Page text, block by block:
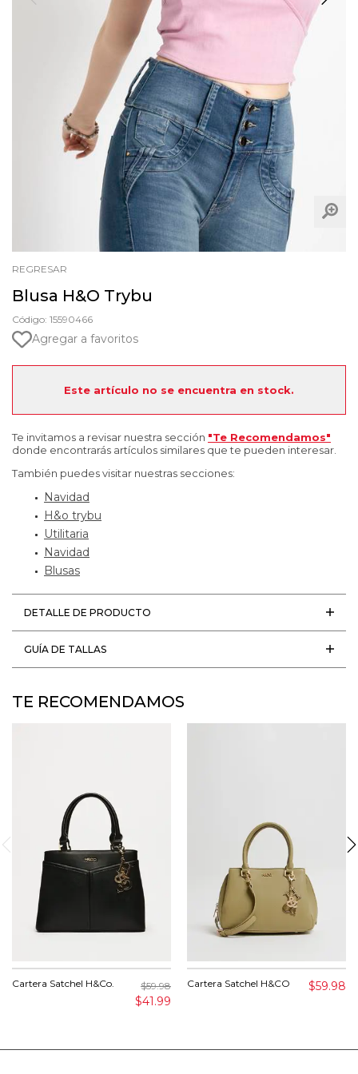
REGRESAR
Blusa H&O Trybu
Código: 15590466
Agregar a favoritos
Este artículo no se encuentra en stock.
Te invitamos a revisar nuestra sección "Te Recomendamos"
donde encontrarás artículos similares que te pueden interesar.
También puedes visitar nuestras secciones:
Navidad
H&o trybu
Utilitaria
Navidad
Blusas
DETALLE DE PRODUCTO
GUÍA DE TALLAS
TE RECOMENDAMOS
Cartera Satchel H&Co. $59.98
$41.99
Cartera Satchel H&CO $59.98